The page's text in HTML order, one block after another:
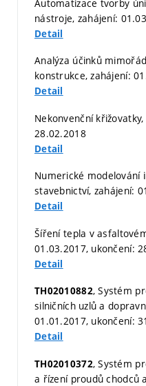
Automatizace tvorby
nástroje, zahájení:
Detail
Analýza účinků
konstrukce, zahájení:
Detail
Nekonvenční
28.02.2018
Detail
Numerické modelování
stavebnictví, zahájení:
Detail
Šíření tepla v
01.03.2017, ukončení:
Detail
TH02010882, Systém
silničních uzlů a
01.01.2017, ukončení:
Detail
TH02010372, Systém
a řízení proudů chodců